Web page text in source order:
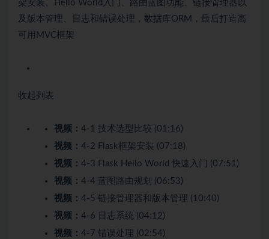
架安装、Hello World入门、路由蓝图功能、链接管理器以
及版本管理、日志和错误处理，数据库ORM，最后打造高
可用MVC框架
收起列表
视频： 4-1 技术选型比较 (01:16)
视频： 4-2 Flask框架安装 (07:18)
视频： 4-3 Flask Hello World 快速入门 (07:51)
视频： 4-4 蓝图路由规划 (06:53)
视频： 4-5 链接管理器和版本管理 (10:40)
视频： 4-6 日志系统 (04:12)
视频： 4-7 错误处理 (02:54)